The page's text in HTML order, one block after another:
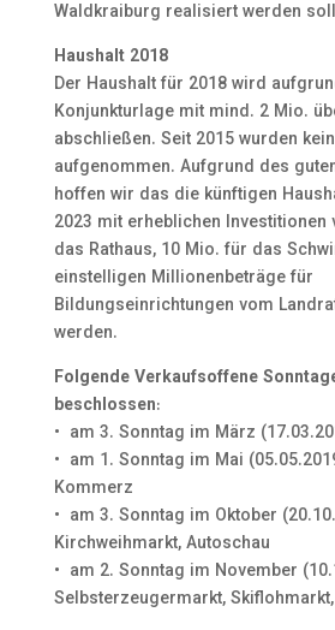
Waldkraiburg realisiert werden
Haushalt 2018
Der Haushalt für 2018 wird
Konjunkturlage mit mind. 2 Mio.
abschließen. Seit 2015 wurden
aufgenommen. Aufgrund des
hoffen wir das die künftigen
2023 mit erheblichen Investitionen
das Rathaus, 10 Mio. für das
einstelligen Millionenbeträge für
Bildungseinrichtungen vom
werden.
Folgende Verkaufsoffene
beschlossen:
• am 3. Sonntag im März
• am 1. Sonntag im Mai
Kommerz
• am 3. Sonntag im Oktober
Kirchweihmarkt, Autoschau
• am 2. Sonntag im November
Selbsterzeugermarkt,